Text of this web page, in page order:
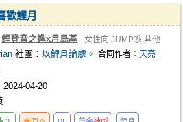
歡鯉月
鯉登音之進x月島基 女性向 JUMP系 其他
社團：以鯉月論處。 合同作者：天亮
2024-04-20